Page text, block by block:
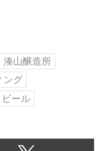
湊山醸造所
ング
ビール